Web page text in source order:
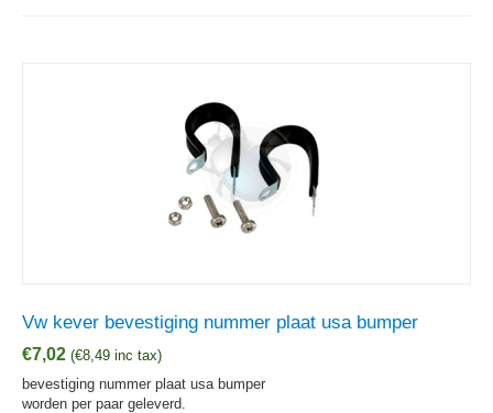
Vw kever bevestiging nummer plaat usa bumper
€7,02 (€8,49 inc tax)
bevestiging nummer plaat usa bumper
worden per paar geleverd.